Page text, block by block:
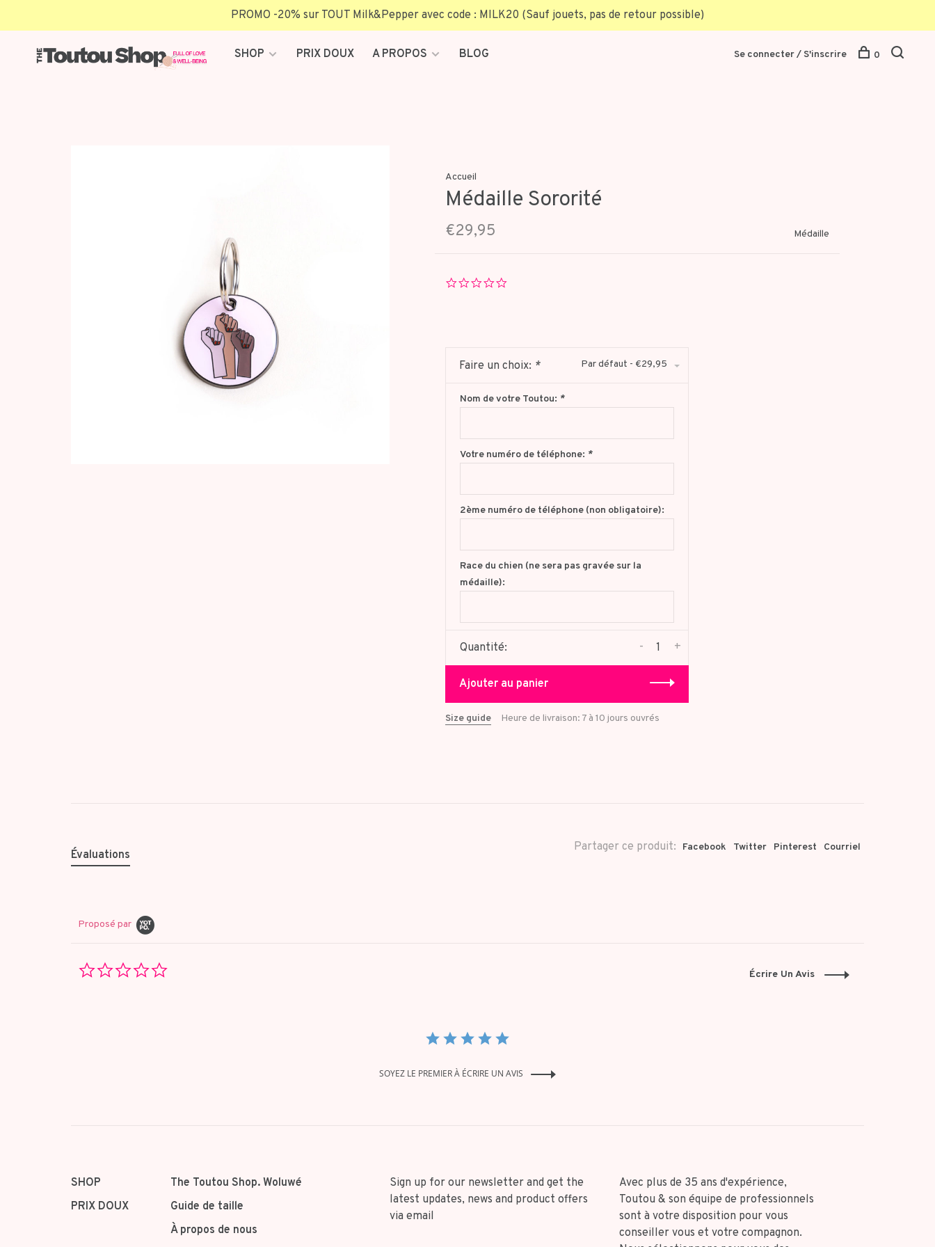
PROMO -20% sur TOUT Milk&Pepper avec code : MILK20 (Sauf jouets, pas de retour possible)
SHOP PRIX DOUX A PROPOS BLOG Se connecter / S'inscrire 0
Accueil
Médaille Sororité
€29,95 Médaille
0.0
Faire un choix: * Par défaut - €29,95
Nom de votre Toutou: *
Votre numéro de téléphone: *
2ème numéro de téléphone (non obligatoire):
Race du chien (ne sera pas gravée sur la
médaille):
Quantité: +
-
Ajouter au panier
Size guide Heure de livraison: 7 à 10 jours ouvrés
Partager ce produit: Facebook Twitter Pinterest Courriel
Évaluations
Proposé par
Écrire Un Avis
SOYEZ LE PREMIER À ÉCRIRE UN AVIS
SHOP
PRIX DOUX
The Toutou Shop. Woluwé
Guide de taille
À propos de nous
Sign up for our newsletter and get the
latest updates, news and product offers
via email
Avec plus de 35 ans d'expérience,
Toutou & son équipe de professionnels
sont à votre disposition pour vous
conseiller vous et votre compagnon.